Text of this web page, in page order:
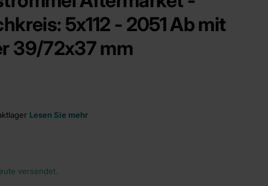
5x112 - 2051 Ab mit
39/72x37 mm
Lesen Sie mehr
versendet.